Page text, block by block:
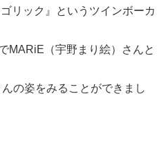
リック』というツインボーカ
MARiE（宇野まり絵）さんと
の姿をみることができまし